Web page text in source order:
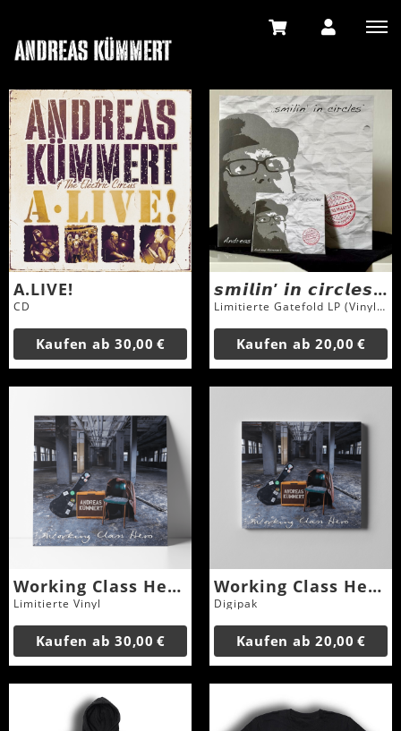
A.LIVE!
CD
Kaufen ab 30,00 €
𝙨𝙢𝙞𝙡𝙞𝙣’ 𝙞𝙣 𝙘𝙞𝙧𝙘𝙡𝙚𝙨 2025 - LP/CD
Limitierte Gatefold LP (Vinyl = Marble) und Gatefold CD
Kaufen ab 20,00 €
Working Class Hero - LP
Limitierte Vinyl
Kaufen ab 30,00 €
Working Class Hero - CD
Digipak
Kaufen ab 20,00 €